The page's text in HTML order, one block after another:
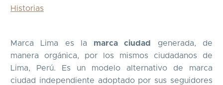
Historias
Marca Lima es la marca ciudad
generada, de
manera orgánica, por los mismos ciudadanos de
Lima, Perú. Es un modelo alternativo de marca
ciudad independiente adoptado por sus seguidores